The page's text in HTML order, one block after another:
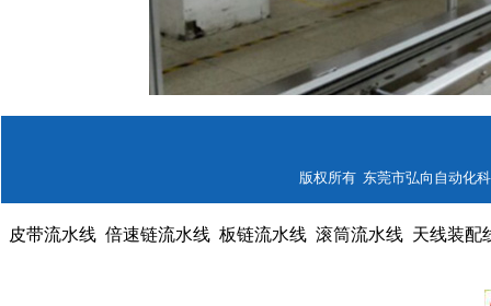
版权所有 东莞市弘向自动化
皮带流水线 倍速链流水线 板链流水线 滚筒流水线 天线装配